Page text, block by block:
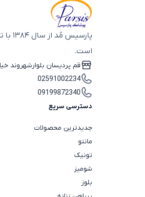
پارسیس مُد از سال ۱۳۸۴ با تمرکز بر تولید
است.
قم پردیسان بلوارشهروند
02591002234
09199872340
دسترسی سریع
جدیدترین محصولات
مانتو
تونیک
شومیز
بلوز